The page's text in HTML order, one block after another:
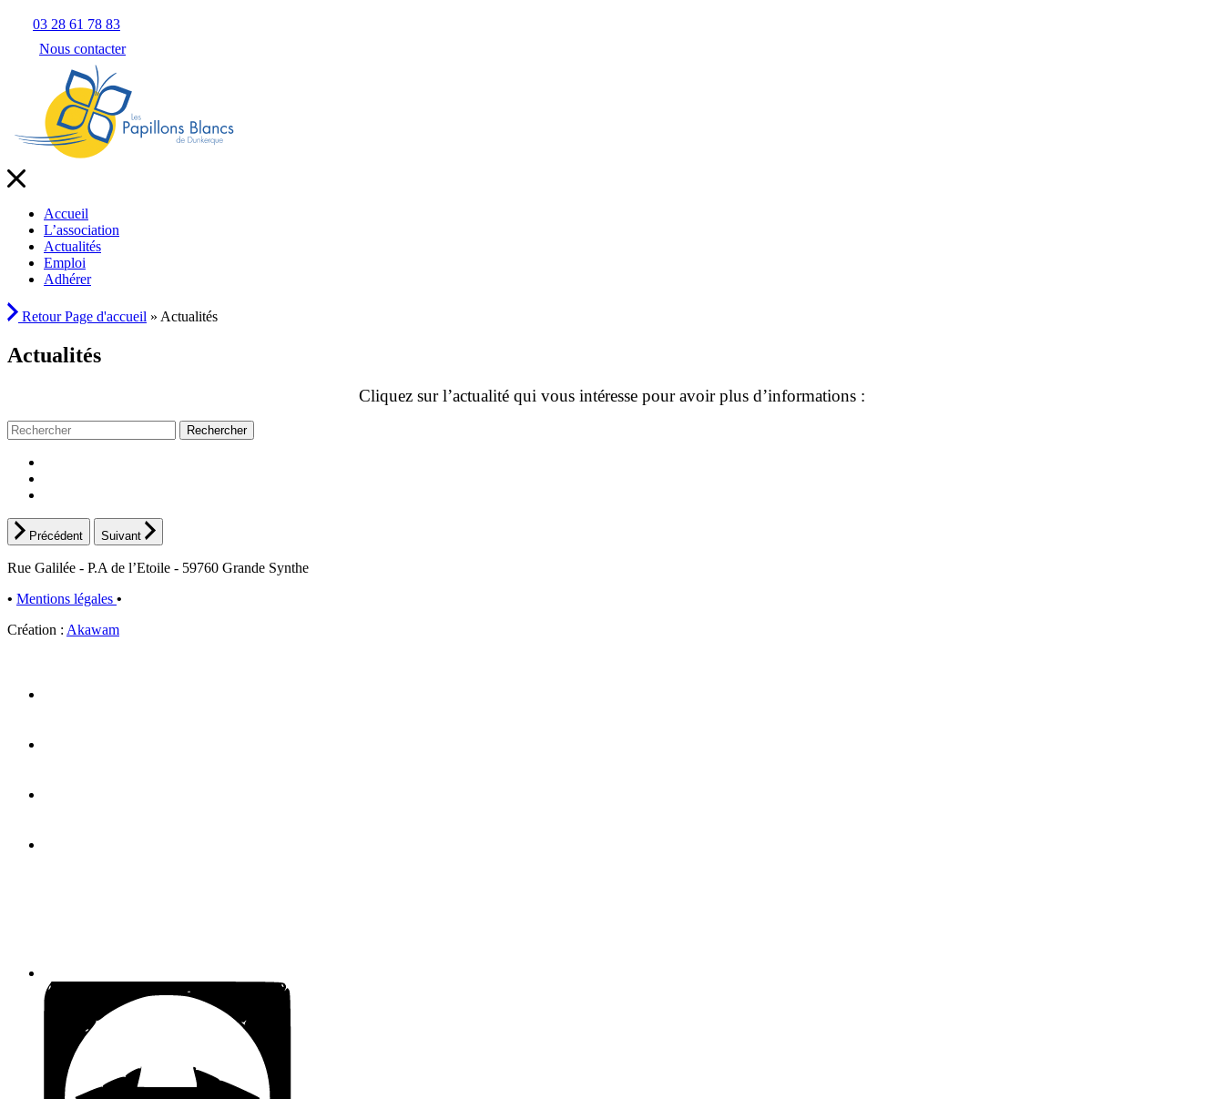
03 28 61 78 83
Nous contacter
Accueil
L’association
Actualités
Emploi
Adhérer
RetourPage d'accueil » Actualités
Actualités
Cliquez sur l’actualité qui vous intéresse pour avoir plus d’informations :
Rechercher
Précédent Suivant
Rue Galilée - P.A de l’Etoile - 59760 Grande Synthe
• Mentions légales •
Création : Akawam